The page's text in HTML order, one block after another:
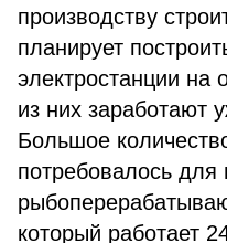
производству
планирует
электростанции на
из них заработают
Большое
потребовалось для
который работает